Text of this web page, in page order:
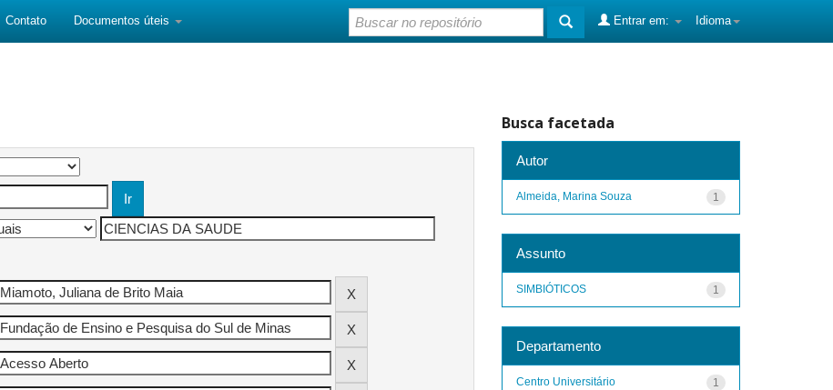
Contato Documentos úteis Idioma
Entrar em:
Busca facetada
Autor
1
Almeida, Marina Souza
Assunto
1
SIMBIÓTICOS
Departamento
1
Centro Universitário